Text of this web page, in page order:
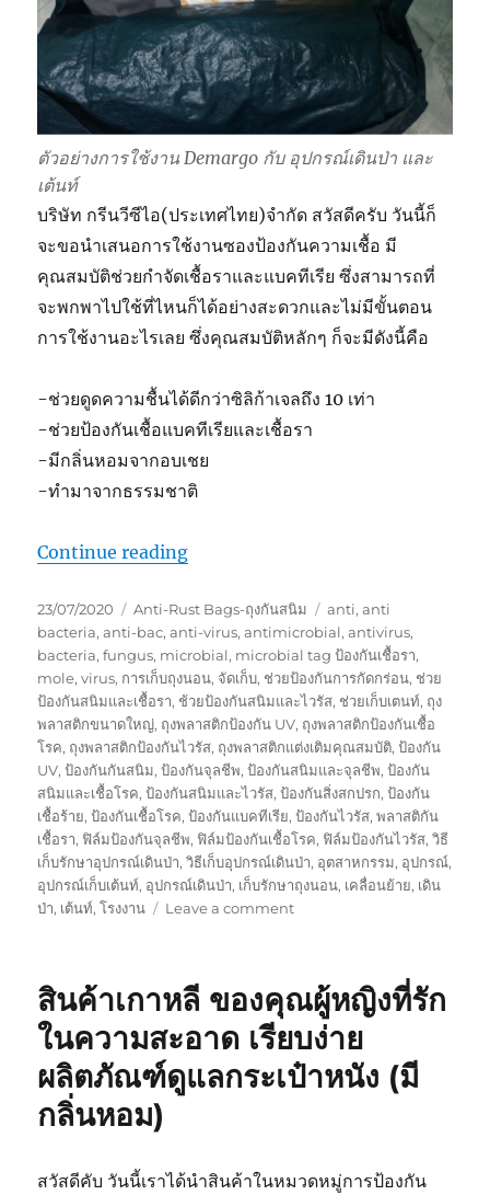
ตัวอย่างการใช้งาน Demargo กับ อุปกรณ์เดินป่า และ
เต้นท์
บริษัท กรีนวีซีไอ(ประเทศไทย)จำกัด สวัสดีครับ วันนี้ก็
จะขอนำเสนอการใช้งานซองป้องกันความเชื้อ มี
คุณสมบัติช่วยกำจัดเชื้อราและแบคทีเรีย ซึ่งสามารถที่
จะพกพาไปใช้ที่ไหนก็ได้อย่างสะดวกและไม่มีขั้นตอน
การใช้งานอะไรเลย ซึ่งคุณสมบัติหลักๆ ก็จะมีดังนี้คือ
-ช่วยดูดความชื้นได้ดีกว่าซิลิก้าเจลถึง 10 เท่า
-ช่วยป้องกันเชื้อแบคทีเรียและเชื้อรา
-มีกลิ่นหอมจากอบเชย
-ทำมาจากธรรมชาติ
Continue reading“เก็บเต้นท์และอุปกรณ์เดินป่า ให้ปลอดภั
Posted
on
23/07/2020 Categories
Anti-Rust Bags-ถุงกันสนิม Tags
anti,anti
bacteria,anti-bac,anti-virus,antimicrobial,antivirus,
bacteria,fungus, microbial, microbial tag ป้องกันเชื้อรา,
mole,virus, การเก็บถุงนอน, จัดเก็บ, ช่วยป้องกันการกัดกร่อน, ช่วย
ป้องกันสนิมและเชื้อรา, ช้วยป้องกันสนิมและไวรัส, ช่วยเก็บเตนท์, ถุง
พลาสติกขนาดใหญ่, ถุงพลาสติกป้องกัน UV, ถุงพลาสติกป้องกันเชื้อ
โรค, ถุงพลาสติกป้องกันไวรัส, ถุงพลาสติกแต่งเติมคุณสมบัติ,ป้องกัน
UV,ป้องกันกันสนิม,ป้องกันจุลชีพ,ป้องกันสนิมและจุลชีพ,ป้องกัน
สนิมและเชื้อโรค,ป้องกันสนิมและไวรัส,ป้องกันสิ่งสกปรก,ป้องกัน
เชื้อร้าย,ป้องกันเชื้อโรค,ป้องกันแบคทีเรีย,ป้องกันไวรัส,พลาสติกัน
เชื้อรา, ฟิล์มป้องกันจุลชีพ, ฟิล์มป้องกันเชื้อโรค, ฟิล์มป้องกันไวรัส,วิธี
เก็บรักษาอุปกรณ์เดินป่า,วิธีเก็บอุปกรณ์เดินป่า, อุตสาหกรรม, อุปกรณ์,
อุปกรณ์เก็บเต้นท์, อุปกรณ์เดินป่า, เก็บรักษาถุงนอน, เคลื่อนย้าย, เดิน
ป่า, เต้นท์,โรงงาน Leave a commenton
และ
อุปกรณ์
เดิน
ป่า
ให้
แบคทีเรีย
สินค้าเกาหลี ของคุณผู้หญิงที่รัก
ในความสะอาด เรียบง่าย
ผลิตภัณฑ์ดูแลกระเป๋าหนัง (มี
กลิ่นหอม)
สวัสดีคับ วันนี้เราได้นำสินค้าในหมวดหมู่การป้องกัน